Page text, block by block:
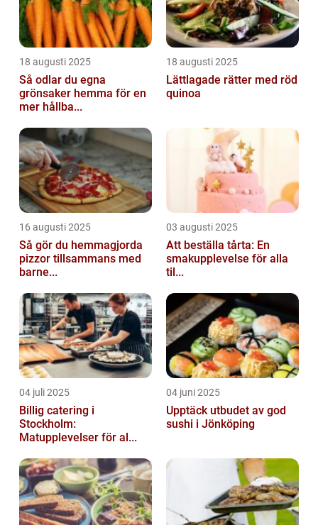
18 augusti 2025
Så odlar du egna
grönsaker hemma för en
mer hållba...
18 augusti 2025
Lättlagade rätter med röd
quinoa
16 augusti 2025
Så gör du hemmagjorda
pizzor tillsammans med
barne...
03 augusti 2025
Att beställa tårta: En
smakupplevelse för alla
til...
04 juli 2025
Billig catering i
Stockholm:
Matupplevelser för al...
04 juni 2025
Upptäck utbudet av god
sushi i Jönköping